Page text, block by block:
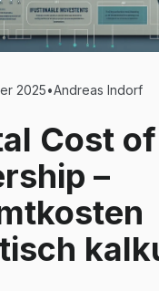
2025•Andreas Indorf
Cost of
–